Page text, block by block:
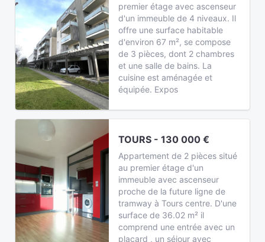
premier étage avec ascenseur
d'un immeuble de 4 niveaux. Il
offre une surface habitable
d'environ 67 m², se compose
de 3 pièces, dont 2 chambres
et une salle de bains. La
cuisine est aménagée et
équipée. Expos
TOURS - 130 000 €
Appartement de 2 pièces situé
au premier étage d'un
immeuble avec ascenseur
proche de la future ligne de
tramway à Tours centre. D'une
surface de 36.02 m² il
comprend une entrée avec un
placard , un séjour avec